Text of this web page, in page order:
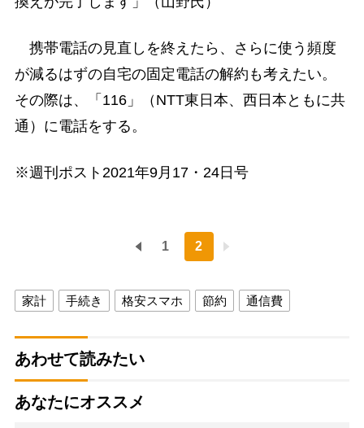
携帯電話の見直しを終えたら、さらに使う頻度
が減るはずの自宅の固定電話の解約も考えたい。
その際は、「116」（NTT東日本、西日本ともに共
通）に電話をする。
※週刊ポスト2021年9月17・24日号
1 2
家計 手続き 格安スマホ 節約 通信費
あわせて読みたい
あなたにオススメ